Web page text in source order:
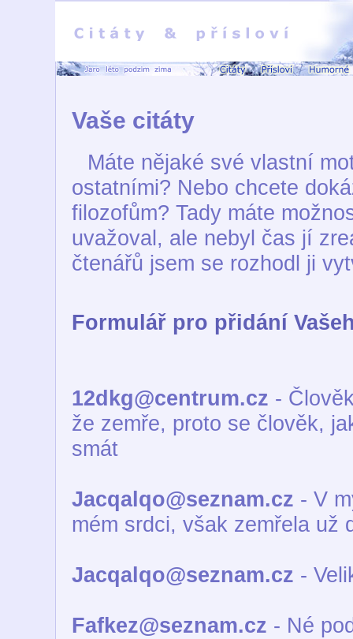
Vaše citáty
Máte nějaké své vlastní
ostatními? Nebo chcete
filozofům? Tady máte
uvažoval, ale nebyl čas jí
čtenářů jsem se rozhodl ji
Formulář pro přidání
12dkg@centrum.cz -
že zemře, proto se člověk,
smát
Jacqalqo@seznam.cz - V
mém srdci, však zemřela už
Jacqalqo@seznam.cz -
Fafkez@seznam.cz - Né